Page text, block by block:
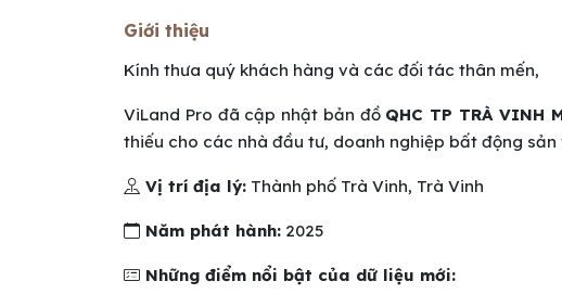
Giới thiệu
Kính thưa quý khách hàng và các đối tác thân mến,
ViLand Pro đã cập nhật bản đồ QHC TP TRÀ VINH
thiếu cho các nhà đầu tư, doanh nghiệp bất động
Vị trí địa lý: Thành phố Trà Vinh, Trà Vinh
Năm phát hành: 2025
Những điểm nổi bật của dữ liệu mới: